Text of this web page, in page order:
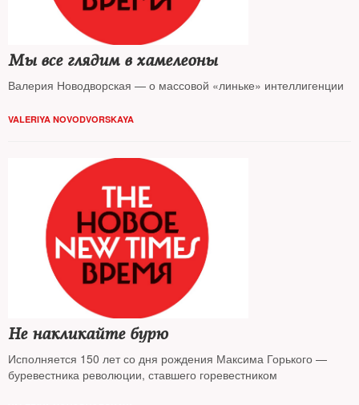
Мы все глядим в хамелеоны
Валерия Новодворская — о массовой «линьке» интеллигенции
VALERIYA NOVODVORSKAYA
Не накликайте бурю
Исполняется 150 лет со дня рождения Максима Горького —
буревестника революции, ставшего горевестником